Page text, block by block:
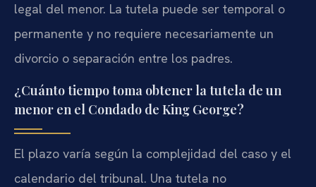
legal del menor. La tutela puede ser temporal o
permanente y no requiere necesariamente un
divorcio o separación entre los padres.
¿Cuánto tiempo toma obtener la tutela de un
menor en el Condado de King George?
El plazo varía según la complejidad del caso y el
calendario del tribunal. Una tutela no